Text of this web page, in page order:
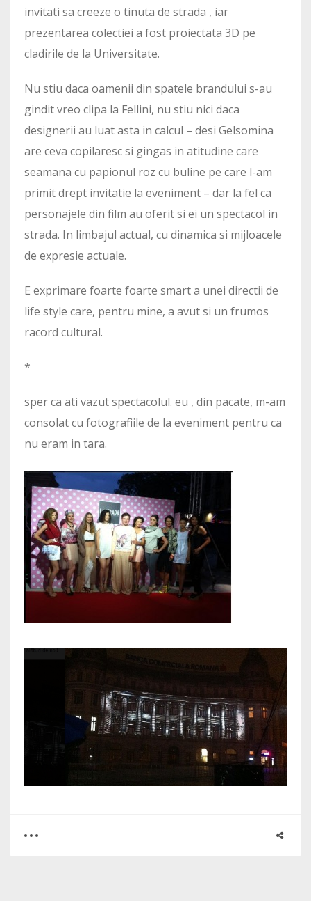
invitati sa creeze o tinuta de strada , iar
prezentarea colectiei a fost proiectata 3D pe
cladirile de la Universitate.
Nu stiu daca oamenii din spatele brandului s-au
gindit vreo clipa la Fellini, nu stiu nici daca
designerii au luat asta in calcul – desi Gelsomina
are ceva copilaresc si gingas in atitudine care
seamana cu papionul roz cu buline pe care l-am
primit drept invitatie la eveniment – dar la fel ca
personajele din film au oferit si ei un spectacol in
strada. In limbajul actual, cu dinamica si mijloacele
de expresie actuale.
E exprimare foarte foarte smart a unei directii de
life style care, pentru mine, a avut si un frumos
racord cultural.
*
sper ca ati vazut spectacolul. eu , din pacate, m-am
consolat cu fotografiile de la eveniment pentru ca
nu eram in tara.